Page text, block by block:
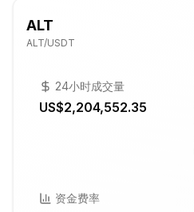
ALT
ALT/USDT
24小时成交量
US$2,204,552.35
资金费率